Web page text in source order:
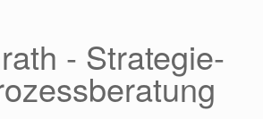
- Strategie-